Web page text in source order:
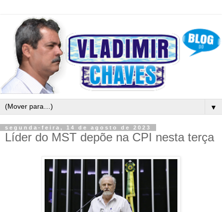
▼
segunda-feira, 14 de agosto de 2023
Líder do MST depõe na CPI nesta terça